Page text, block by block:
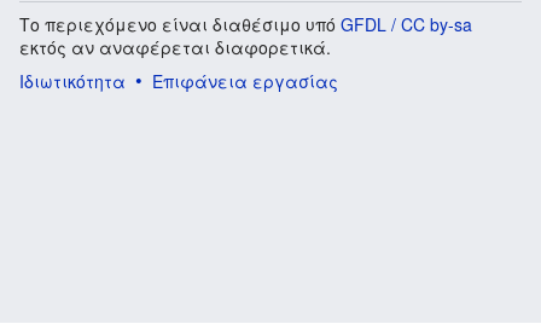
Το περιεχόμενο είναι διαθέσιμο υπό GFDL / CC by-sa
εκτός αν αναφέρεται διαφορετικά.
Ιδιωτικότητα
Επιφάνεια εργασίας